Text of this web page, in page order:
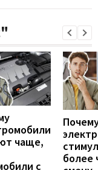
чаще,
с
более